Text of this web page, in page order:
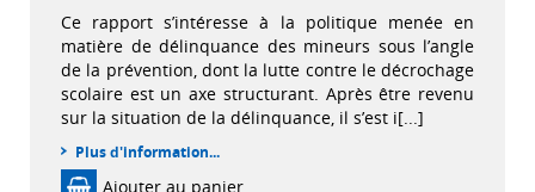
Ce rapport s’intéresse à la politique menée en
matière de délinquance des mineurs sous l’angle
de la prévention, dont la lutte contre le décrochage
scolaire est un axe structurant. Après être revenu
sur la situation de la délinquance, il s’est i[...]
Plus d'information...
Ajouter au panier